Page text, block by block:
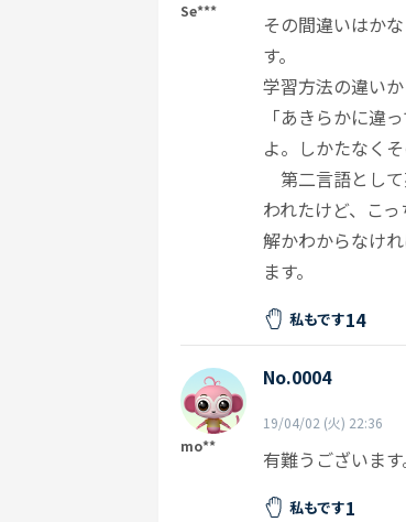
Se***
その間違いはか
す。
学習方法の違い
「あきらかに違
よ。しかたなく
第二言語とし
われたけど、こ
解かわからなけ
ます。
私もです14
mo**
No.0004
19/04/02 (火) 22:36
有難うございます
私もです1